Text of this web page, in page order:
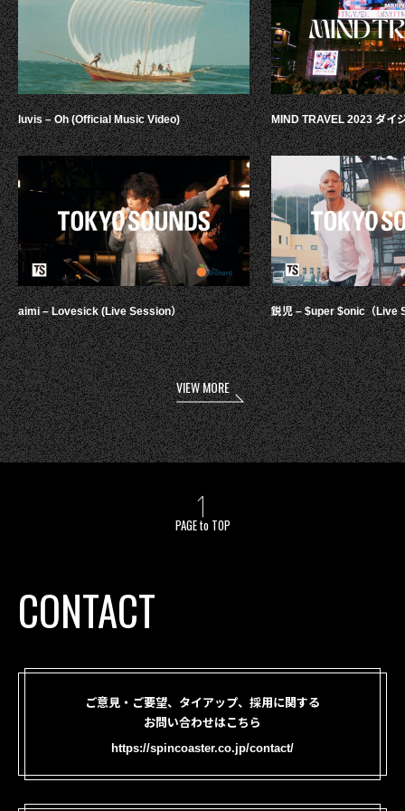
luvis – Oh (Official Music Video)
aimi – Lovesick (Live Session）
MIND TRAVEL 2023 ダイ
鋭児 – $uper $onic（Live
VIEW MORE
PAGE to TOP
CONTACT
ご意見・ご要望、タイアップ、採用に関する
お問い合わせはこちら
https://spincoaster.co.jp/contact/